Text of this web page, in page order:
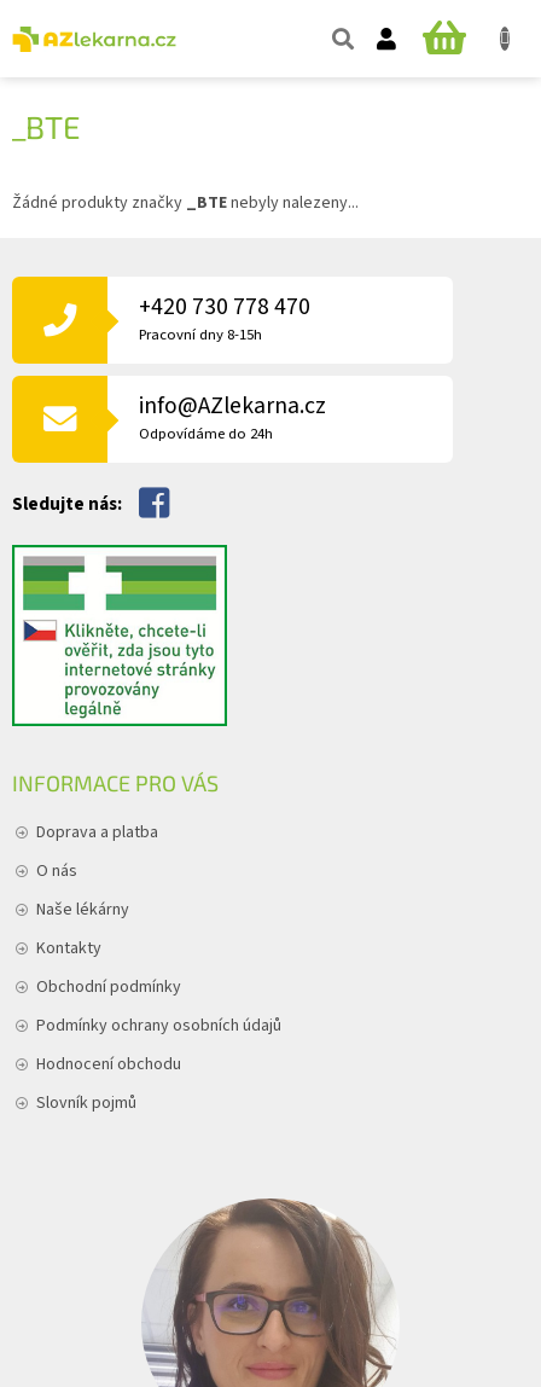
na
obsah
NÁKUPNÍ
_BTE
Žádné produkty značky _BTEnebyly nalezeny...
Á
T
+420 730 778 470
Pracovní dny 8-15h
info@AZlekarna.cz
Odpovídáme do 24h
Sledujte nás:
INFORMACE PRO VÁS
Doprava a platba
O nás
Naše lékárny
Kontakty
Obchodní podmínky
Podmínky ochrany osobních údajů
Hodnocení obchodu
Slovník pojmů